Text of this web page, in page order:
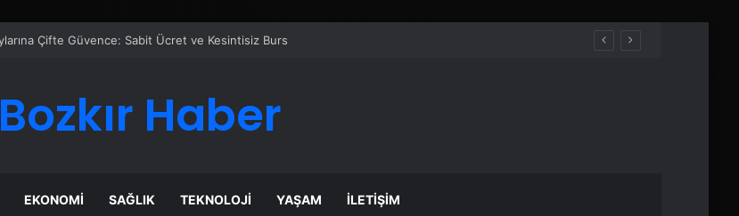
Bozkır Haber
EKONOMI SAĞLIK TEKNOLOJI YAŞAM İLETIŞIM